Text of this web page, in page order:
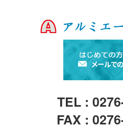
TEL :
FAX :